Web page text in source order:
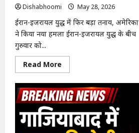
सिर्फ
कंकाल
बचे
Dishabhoomi
May 28, 2026
ईरान-इजरायल युद्ध में फिर बड़ा तनाव, अमेरिका
ने किया नया हमला ईरान-इजरायल युद्ध के बीच
गुरुवार को...
Read More
more
Iran-
Israel
War
LIVE:
अमेरिका
का
ईरान